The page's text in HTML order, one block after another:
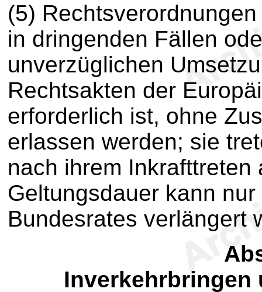
(5)
in dringenden Fällen
unverzüglichen
Rechtsakten der
erforderlich ist, ohne
erlassen werden; sie
nach ihrem Inkrafttreten
Geltungsdauer kann
Bundesrates verlängert
Inverkehrbringen